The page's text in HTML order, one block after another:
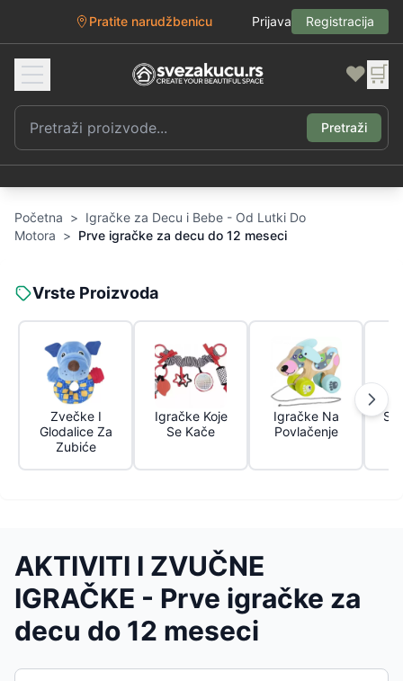
Pratite narudžbenicu Prijava Registracija
❤️ 🛒
Pretraži
Početna > Igračke za Decu i Bebe - Od Lutki Do
Motora > Prve igračke za decu do 12 meseci
Vrste Proizvoda
Zvečke I
Glodalice Za
Zubiće
Igračke Koje
Se Kače
Igračke Na
Povlačenje
AKTIVITI I ZVUČNE
IGRAČKE - Prve igračke za
decu do 12 meseci